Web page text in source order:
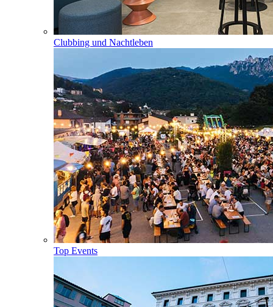
Clubbing und Nachtleben
Top Events